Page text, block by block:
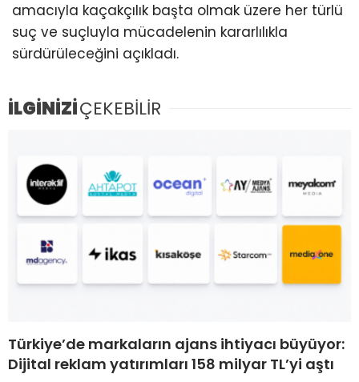
amacıyla kaçakçılık başta olmak üzere her türlü
suç ve suçluyla mücadelenin kararlılıkla
sürdürüleceğini açıkladı.
İLGİNİZİÇEKEBİLİR
Türkiye’de markaların ajans ihtiyacı büyüyor:
Dijital reklam yatırımları 158 milyar TL’yi aştı